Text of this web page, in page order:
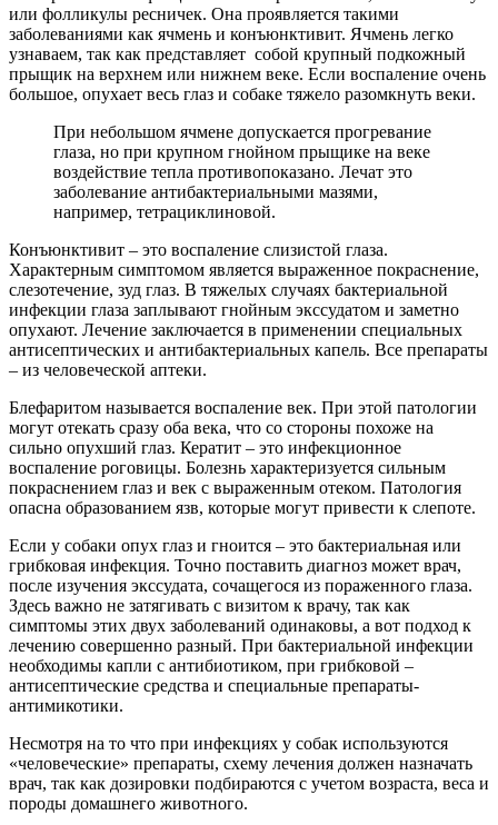
или фолликулы ресничек. Она проявляется такими
заболеваниями как ячмень и конъюнктивит. Ячмень легко
узнаваем, так как представляет собой крупный подкожный
прыщик на верхнем или нижнем веке. Если воспаление очень
большое, опухает весь глаз и собаке тяжело разомкнуть веки.
При небольшом ячмене допускается прогревание
глаза, но при крупном гнойном прыщике на веке
воздействие тепла противопоказано. Лечат это
заболевание антибактериальными мазями,
например, тетрациклиновой.
Конъюнктивит – это воспаление слизистой глаза.
Характерным симптомом является выраженное покраснение,
слезотечение, зуд глаз. В тяжелых случаях бактериальной
инфекции глаза заплывают гнойным экссудатом и заметно
опухают. Лечение заключается в применении специальных
антисептических и антибактериальных капель. Все препараты
– из человеческой аптеки.
Блефаритом называется воспаление век. При этой патологии
могут отекать сразу оба века, что со стороны похоже на
сильно опухший глаз. Кератит – это инфекционное
воспаление роговицы. Болезнь характеризуется сильным
покраснением глаз и век с выраженным отеком. Патология
опасна образованием язв, которые могут привести к слепоте.
Если у собаки опух глаз и гноится – это бактериальная или
грибковая инфекция. Точно поставить диагноз может врач,
после изучения экссудата, сочащегося из пораженного глаза.
Здесь важно не затягивать с визитом к врачу, так как
симптомы этих двух заболеваний одинаковы, а вот подход к
лечению совершенно разный. При бактериальной инфекции
необходимы капли с антибиотиком, при грибковой –
антисептические средства и специальные препараты-
антимикотики.
Несмотря на то что при инфекциях у собак используются
«человеческие» препараты, схему лечения должен назначать
врач, так как дозировки подбираются с учетом возраста, веса и
породы домашнего животного.